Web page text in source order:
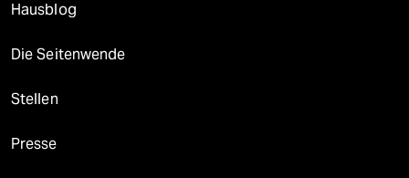
Hausblog
Die Seitenwende
Stellen
Presse